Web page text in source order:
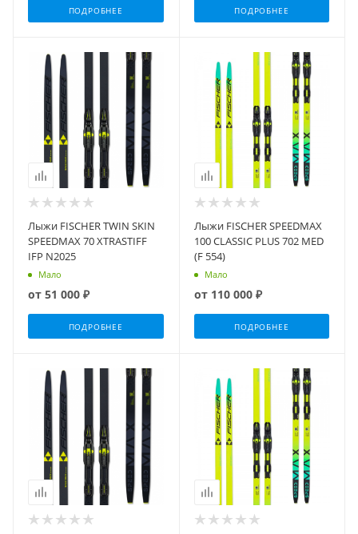
ПОДРОБНЕЕ ПОДРОБНЕЕ
Лыжи FISCHER TWIN SKIN
SPEEDMAX 70 XTRASTIFF
IFP N2025
Мало
от 51 000 ₽
ПОДРОБНЕЕ
Лыжи FISCHER SPEEDMAX
100 CLASSIC PLUS 702 MED
(F 554)
Мало
от 110 000 ₽
ПОДРОБНЕЕ